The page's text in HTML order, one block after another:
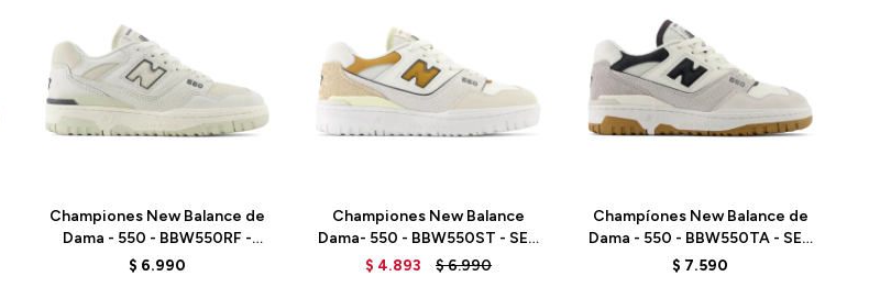
Championes New Balance de
Dama - 550 - BBW550RF -
TURTLEDOVE
$ 6.990
Championes New Balance
Dama- 550 - BBW550ST - SEA
SALT
$ 4.893 $6.990
Champíones New Balance de
Dama - 550 - BBW550TA - SEA
SALT
$ 7.590